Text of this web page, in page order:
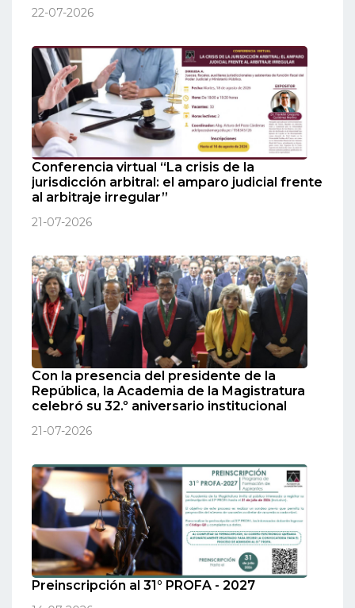
22-07-2026
Conferencia virtual “La crisis de la
jurisdicción arbitral: el amparo judicial frente
al arbitraje irregular”
21-07-2026
Con la presencia del presidente de la
República, la Academia de la Magistratura
celebró su 32.º aniversario institucional
21-07-2026
Preinscripción al 31° PROFA - 2027